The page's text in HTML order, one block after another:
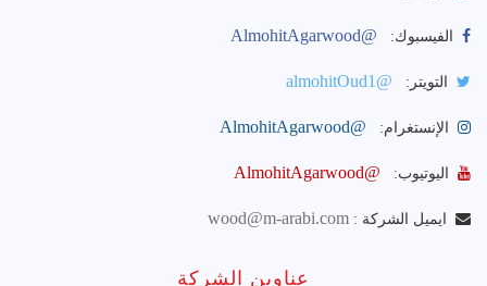
الفيسبوك: @AlmohitAgarwood
التويتر: @almohitOud1
الإنستغرام: @AlmohitAgarwood
اليوتيوب: @AlmohitAgarwood
ايميل الشركة : wood@m-arabi.com
عناوين الشركة